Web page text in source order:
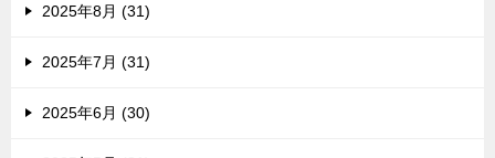
2025年8月 (31)
2025年7月 (31)
2025年6月 (30)